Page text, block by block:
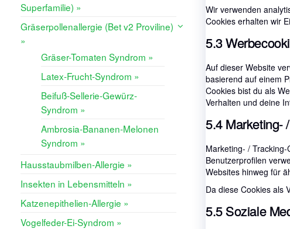
Wir verwenden
Cookies erhalten wir
5.3
Auf dieser Website
basierend auf einem
Cookies bist du als
Verhalten und deine
5.4 Marketing-
Marketing- /
Benutzerprofilen
Websites hinweg für
Da diese Cookies als
5.5 Soziale
Superfamilie) »
Gräserpollenallergie (Bet v2 Proviline)
»
Gräser-Tomaten Syndrom »
Latex-Frucht-Syndrom »
Beifuß-Sellerie-Gewürz-
Syndrom »
Ambrosia-Bananen-Melonen
Syndrom »
Hausstaubmilben-Allergie »
Insekten in Lebensmitteln »
Katzenepithelien-Allergie »
Vogelfeder-Ei-Syndrom »